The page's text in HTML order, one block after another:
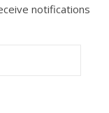
notifications